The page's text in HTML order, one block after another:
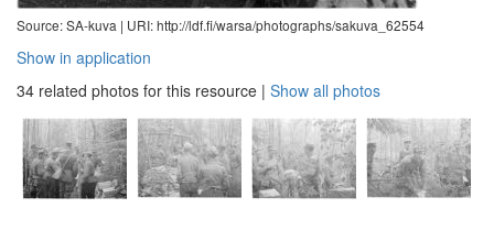
Source: SA-kuva | URI: http://ldf.fi/warsa/photographs/sakuva_62554
Show in application
34 related photos for this resource | Show all photos